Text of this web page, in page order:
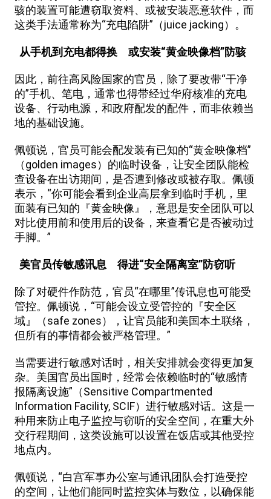
骇的装置可能遭窃取资料、或被安装恶意软件，而
这类手法通常称为“充电陷阱”（juice jacking）。
从手机到充电都得换 或安装“黄金映像档”防骇
因此，前往高风险国家的官员，除了要改带“干净
的”手机、笔电，通常也得带经过华府核准的充电
设备、行动电源，和政府配发的配件，而非依赖当
地的基础设施。
佩顿说，官员可能会配发装有已知的“黄金映像档”
（golden images）的临时设备，让安全团队能检
查设备在出访期间，是否遭到修改或被存取。佩顿
表示，“你可能会看到企业高层拿到临时手机，里
面装有已知的『黄金映像』，意思是安全团队可以
对比使用前和使用后的设备，来查看它是否被动过
手脚。”
美官员传敏感讯息 得进“安全隔离室”防窃听
除了对硬件作防范，官员“在哪里”传讯息也可能受
管控。佩顿说，“可能会设立受管控的『安全区
域』（safe zones），让官员能和美国本土联络，
但所有的事情都会被严格管理。”
当需要进行敏感对话时，相关安排就会变得更加复
杂。美国官员出国时，经常会依赖临时的“敏感情
报隔离设施”（Sensitive Compartmented
Information Facility, SCIF）进行敏感对话。这是一
种用来防止电子监控与窃听的安全空间，在重大外
交行程期间，这类设施可以设置在饭店或其他受控
地点内。
佩顿说，“白宫军事办公室与通讯团队会打造受控
的空间，让他们能同时监控实体与数位，以确保能